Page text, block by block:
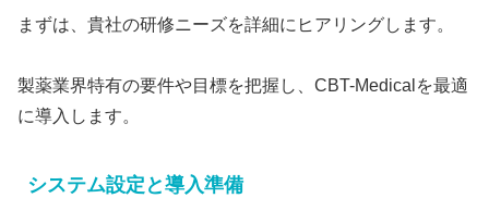
まずは、貴社の研修ニーズを詳細にヒアリングします。
製薬業界特有の要件や目標を把握し、CBT-Medicalを最適
に導入します。
システム設定と導入準備